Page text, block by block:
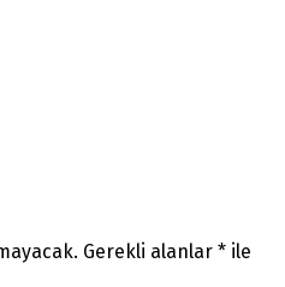
Gerekli alanlar * ile